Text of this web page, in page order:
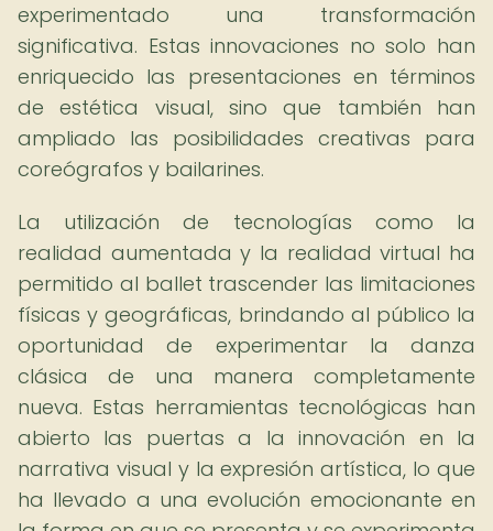
experimentado una transformación
significativa. Estas innovaciones no solo han
enriquecido las presentaciones en términos
de estética visual, sino que también han
ampliado las posibilidades creativas para
coreógrafos y bailarines.
La utilización de tecnologías como la
realidad aumentada y la realidad virtual ha
permitido al ballet trascender las limitaciones
físicas y geográficas, brindando al público la
oportunidad de experimentar la danza
clásica de una manera completamente
nueva. Estas herramientas tecnológicas han
abierto las puertas a la innovación en la
narrativa visual y la expresión artística, lo que
ha llevado a una evolución emocionante en